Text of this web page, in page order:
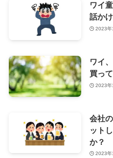
ワイ
話か
2023年
ワイ
買っ
2023年
会社
ット
か？
2023年